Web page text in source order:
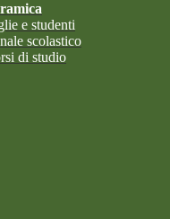
e studenti
scolastico
di studio